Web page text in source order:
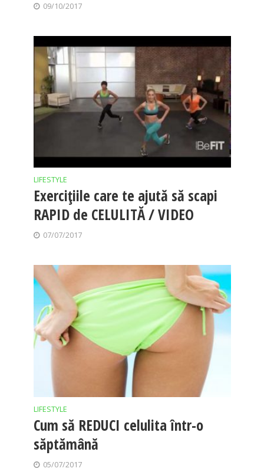
09/10/2017
LIFESTYLE
Exerciţiile care te ajută să scapi
RAPID de CELULITĂ / VIDEO
07/07/2017
LIFESTYLE
Cum să REDUCI celulita într-o
săptămână
05/07/2017